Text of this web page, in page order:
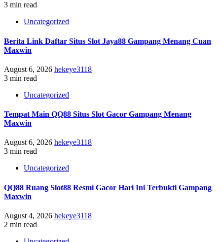
3 min read
Uncategorized
Berita Link Daftar Situs Slot Jaya88 Gampang Menang Cuan
Maxwin
August 6, 2026 hekeye3118
3 min read
Uncategorized
Tempat Main QQ88 Situs Slot Gacor Gampang Menang
Maxwin
August 6, 2026 hekeye3118
3 min read
Uncategorized
QQ88 Ruang Slot88 Resmi Gacor Hari Ini Terbukti Gampang
Maxwin
August 4, 2026 hekeye3118
2 min read